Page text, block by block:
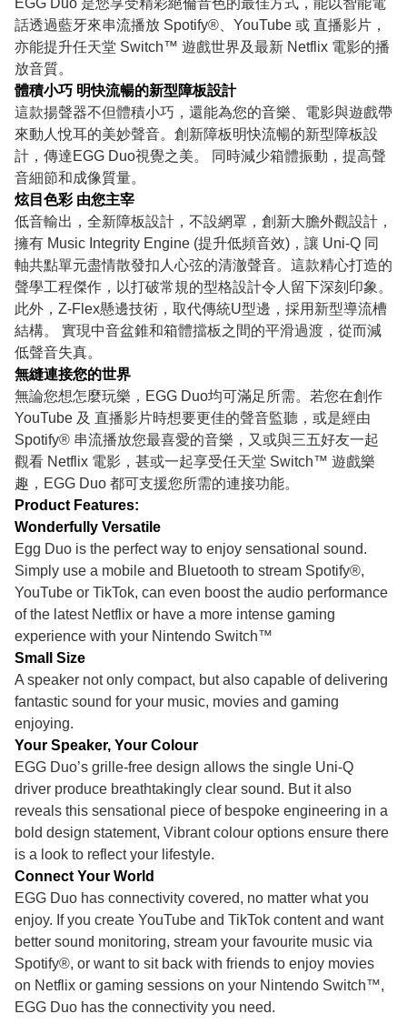
EGG Duo 是您享受精彩絕倫音色的最佳方式，能以智能電
話透過藍牙來串流播放 Spotify®、YouTube 或 直播影片，
亦能提升任天堂 Switch™ 遊戲世界及最新 Netflix 電影的播
放音質。
體積小巧 明快流暢的新型障板設計
這款揚聲器不但體積小巧，還能為您的音樂、電影與遊戲帶
來動人悅耳的美妙聲音。創新障板明快流暢的新型障板設
計，傳達EGG Duo視覺之美。 同時減少箱體振動，提高聲
音細節和成像質量。
炫目色彩 由您主宰
低音輸出，全新障板設計，不設網罩，創新大膽外觀設計，
擁有 Music Integrity Engine (提升低頻音效)，讓 Uni-Q 同
軸共點單元盡情散發扣人心弦的清澈聲音。這款精心打造的
聲學工程傑作，以打破常規的型格設計令人留下深刻印象。
此外，Z-Flex懸邊技術，取代傳統U型邊，採用新型導流槽
結構。 實現中音盆錐和箱體擋板之間的平滑過渡，從而減
低聲音失真。
無縫連接您的世界
無論您想怎麼玩樂，EGG Duo均可滿足所需。若您在創作
YouTube 及 直播影片時想要更佳的聲音監聽，或是經由
Spotify® 串流播放您最喜愛的音樂，又或與三五好友一起
觀看 Netflix 電影，甚或一起享受任天堂 Switch™ 遊戲樂
趣，EGG Duo 都可支援您所需的連接功能。
Product Features:
Wonderfully Versatile
Egg Duo is the perfect way to enjoy sensational sound.
Simply use a mobile and Bluetooth to stream Spotify®,
YouTube or TikTok, can even boost the audio performance
of the latest Netflix or have a more intense gaming
experience with your Nintendo Switch™
Small Size
A speaker not only compact, but also capable of delivering
fantastic sound for your music, movies and gaming
enjoying.
Your Speaker, Your Colour
EGG Duo’s grille-free design allows the single Uni-Q
driver produce breathtakingly clear sound. But it also
reveals this sensational piece of bespoke engineering in a
bold design statement, Vibrant colour options ensure there
is a look to reflect your lifestyle.
Connect Your World
EGG Duo has connectivity covered, no matter what you
enjoy. If you create YouTube and TikTok content and want
better sound monitoring, stream your favourite music via
Spotify®, or want to sit back with friends to enjoy movies
on Netflix or gaming sessions on your Nintendo Switch™,
EGG Duo has the connectivity you need.